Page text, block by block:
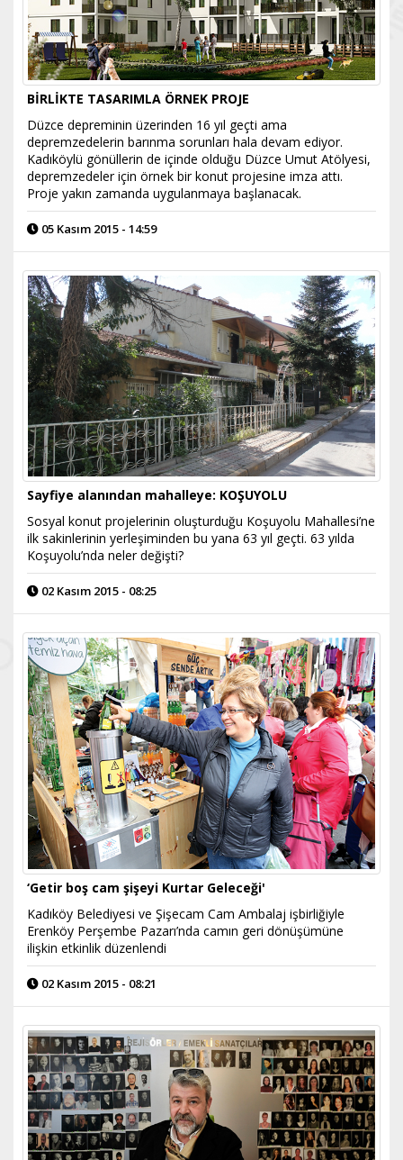
BİRLİKTE TASARIMLA ÖRNEK PROJE
Düzce depreminin üzerinden 16 yıl geçti ama
depremzedelerin barınma sorunları hala devam ediyor.
Kadıköylü gönüllerin de içinde olduğu Düzce Umut Atölyesi,
depremzedeler için örnek bir konut projesine imza attı.
Proje yakın zamanda uygulanmaya başlanacak.
05 Kasım 2015 - 14:59
Sayfiye alanından mahalleye: KOŞUYOLU
Sosyal konut projelerinin oluşturduğu Koşuyolu Mahallesi’ne
ilk sakinlerinin yerleşiminden bu yana 63 yıl geçti. 63 yılda
Koşuyolu’nda neler değişti?
02 Kasım 2015 - 08:25
‘Getir boş cam şişeyi Kurtar Geleceği'
Kadıköy Belediyesi ve Şişecam Cam Ambalaj işbirliğiyle
Erenköy Perşembe Pazarı’nda camın geri dönüşümüne
ilişkin etkinlik düzenlendi
02 Kasım 2015 - 08:21